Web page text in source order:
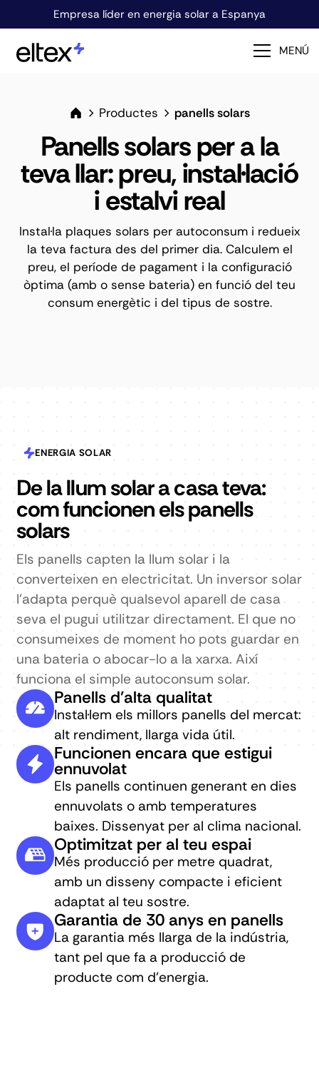
Empresa líder en energia solar a Espanya
MENÚ
Productes panells solars
Panells solars per a la
teva llar: preu, instal·lació
i estalvi real
Instal·la plaques solars per autoconsum i redueix
la teva factura des del primer dia. Calculem el
preu, el període de pagament i la configuració
òptima (amb o sense bateria) en funció del teu
consum energètic i del tipus de sostre.
ENERGIA SOLAR
De la llum solar a casa teva:
com funcionen els panells
solars
Els panells capten la llum solar i la
converteixen en electricitat. Un inversor solar
l'adapta perquè qualsevol aparell de casa
seva el pugui utilitzar directament. El que no
consumeixes de moment ho pots guardar en
una bateria o abocar-lo a la xarxa. Així
funciona el simple autoconsum solar.
Panells d'alta qualitat
Instal·lem els millors panells del mercat:
alt rendiment, llarga vida útil.
Funcionen encara que estigui
ennuvolat
Els panells continuen generant en dies
ennuvolats o amb temperatures
baixes. Dissenyat per al clima nacional.
Optimitzat per al teu espai
Més producció per metre quadrat,
amb un disseny compacte i eficient
adaptat al teu sostre.
Garantia de 30 anys en panells
La garantia més llarga de la indústria,
tant pel que fa a producció de
producte com d'energia.